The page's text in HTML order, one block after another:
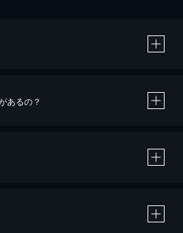
あるの？